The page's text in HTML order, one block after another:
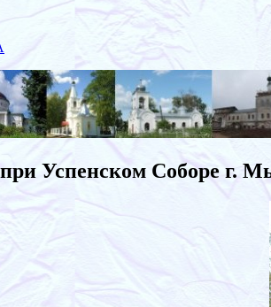
Успенском Соборе г.